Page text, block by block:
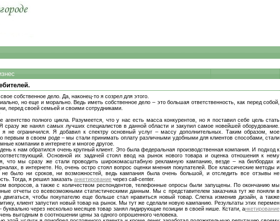
собственное дело. Да, наконец-то я созрел для этого.
но еще и морально. Ведь иметь собственное дело – это большая ответственность, как перед собой,
перед своей семьей и своими сотрудниками.
агентство полного цикла. Разумеется, что у нас есть масса конкурентов, но я поставил себе цель стать
же нанял самых лучших специалистов в данной области и закупил самое новейшей оборудование.
я не ограничился. Я добавил к спектру основный услуг – массу дополнительных. Таким образом, мое
первым в своем роде – мы стали принимать оплату различными удобными для клиентов способами, стали
компании в интернете и многое другое.
к нам обратился очень крупный клиент. Это была федеральная производственная компания. И подход к
Основной их задачей стоял ввод на рынок нового товара и оценка отношения к нему
что мы сразу же стали проводить широкомасштабную рекламную кампанию, везде – на билбордах и
в интернете. Но, очень остро стоял вопрос оценки мнения покупателей. Все классические методы и
было ни сроков, ни возможностей, ведь кампания была очень большой, и отследить все отзывы не
Тогда, я решил заказатьанкетирование через call-center.
вопросов, а также с количеством респондентов, телефонные опросы были запущены. По окончанию мы
отчеты со всевозможными статистическими данным. Мы с представителем заказчика тут же поняли в
двигаться, чтобы покупателю еще больше стал нравиться новый товар. Слегка изменив дизайн, а также
клиент запустил новый товар на рынок. Мы тут же сделали новую кампанию. Результаты этих перемен
буквально через несколько месяцев товар занял лидирующие позиции в своей нише. Кстати, анкетирование
выгодным в соотношении цены за одного опрошенного человека.